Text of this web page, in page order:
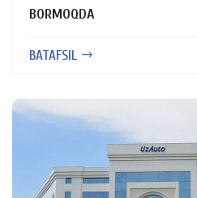
BORMOQDA
BATAFSIL